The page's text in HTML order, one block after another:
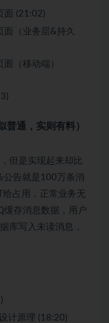
面 (21:02)
（业务层&持久
（移动端）
普通，实则有料）
但是实现起来却比
公告就是100万条消
给占用，正常业务无
缓存消息数据，用户
库写入未读消息，
计原理 (18:20)